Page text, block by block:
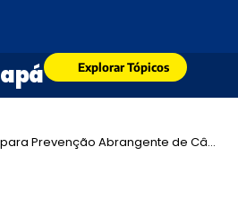
Explorar Tópicos
de Cânceres de Cabeça e Pescoço